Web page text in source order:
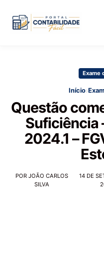
principal
Exame
Início›
Questão
Suficiência
2024.1 –
POR JOÃO CARLOS
SILVA
14 DE